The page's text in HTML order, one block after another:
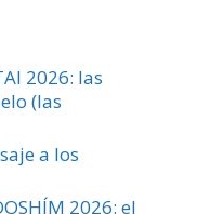
2026: las
(las
a los
2026: el